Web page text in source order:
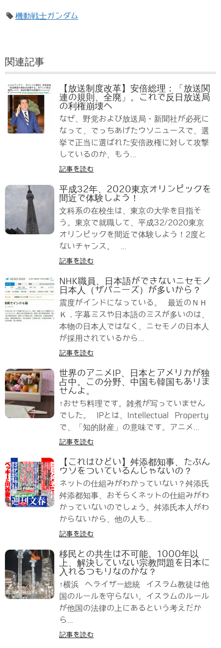
機動戦士ガンダム
関連記事
【放送制度改革】安倍総理：「放送関
連の規則、全廃」。これで反日放送局
の利権崩壊へ
なぜ、野党および放送局・新聞社が必死に
なって、でっちあげたウソニュースで、選
挙で正当に選ばれた安倍政権に対して攻撃
しているのか、もう...
記事を読む
平成32年、2020東京オリンピックを
間近で体験しよう！
文科系の在校生は、東京の大学を目指そ
う。東京で就職して、平成32/2020東京
オリンピックを間近で体験しよう！2度と
ないチャンス。 ...
記事を読む
NHK職員、日本語ができないニセモノ
日本人（ザパニーズ）が多いから？
震度がインドになっている。 最近のＮＨ
Ｋ．字幕ミスや日本語のミスが多いのは、
本物の日本人ではなく、ニセモノの日本人
が採用されているから...
記事を読む
世界のアニメIP、日本とアメリカが独
占中。この分野、中国も韓国もありま
せんよ。
↑おせち料理です。雑煮が写っていません
でした。 IPとは、Intellectual Property
で、「知的財産」の意味です。アニメ...
記事を読む
【これはひどい】舛添都知事、たぶん
ウソをついているんじゃないの？
ネットの仕組みがわかっていない？舛添氏
舛添都知事、おそらくネットの仕組みがわ
かっていないのでしょう。舛添氏本人がわ
からないから、他の人も...
記事を読む
移民との共生は不可能。1000年以
上、解決していない宗教問題を日本に
入れるつもりなのかな？
↑横浜 へライザー総統 イスラム教徒は他
国のルールを守らない。イスラムのルール
が他国の法律の上にあるという考えだか
ら...
記事を読む